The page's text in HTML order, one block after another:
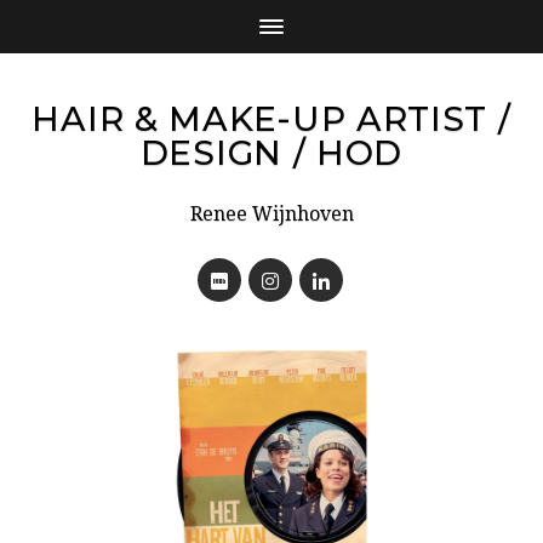
HAIR & MAKE-UP ARTIST /
DESIGN / HOD
Renee Wijnhoven